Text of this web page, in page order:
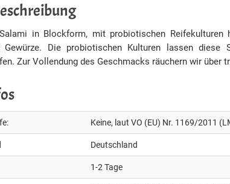
in Blockform, mit probiotischen
Gewürze. Die probiotischen Kulturen lassen
Zur Vollendung des Geschmacks räuchern wir über
Keine, laut VO (EU) Nr. 1169/2011
Deutschland
1-2 Tage